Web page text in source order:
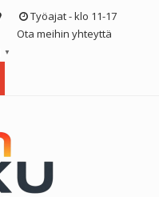
Työajat - klo 11-17
Ota meihin yhteyttä
▼